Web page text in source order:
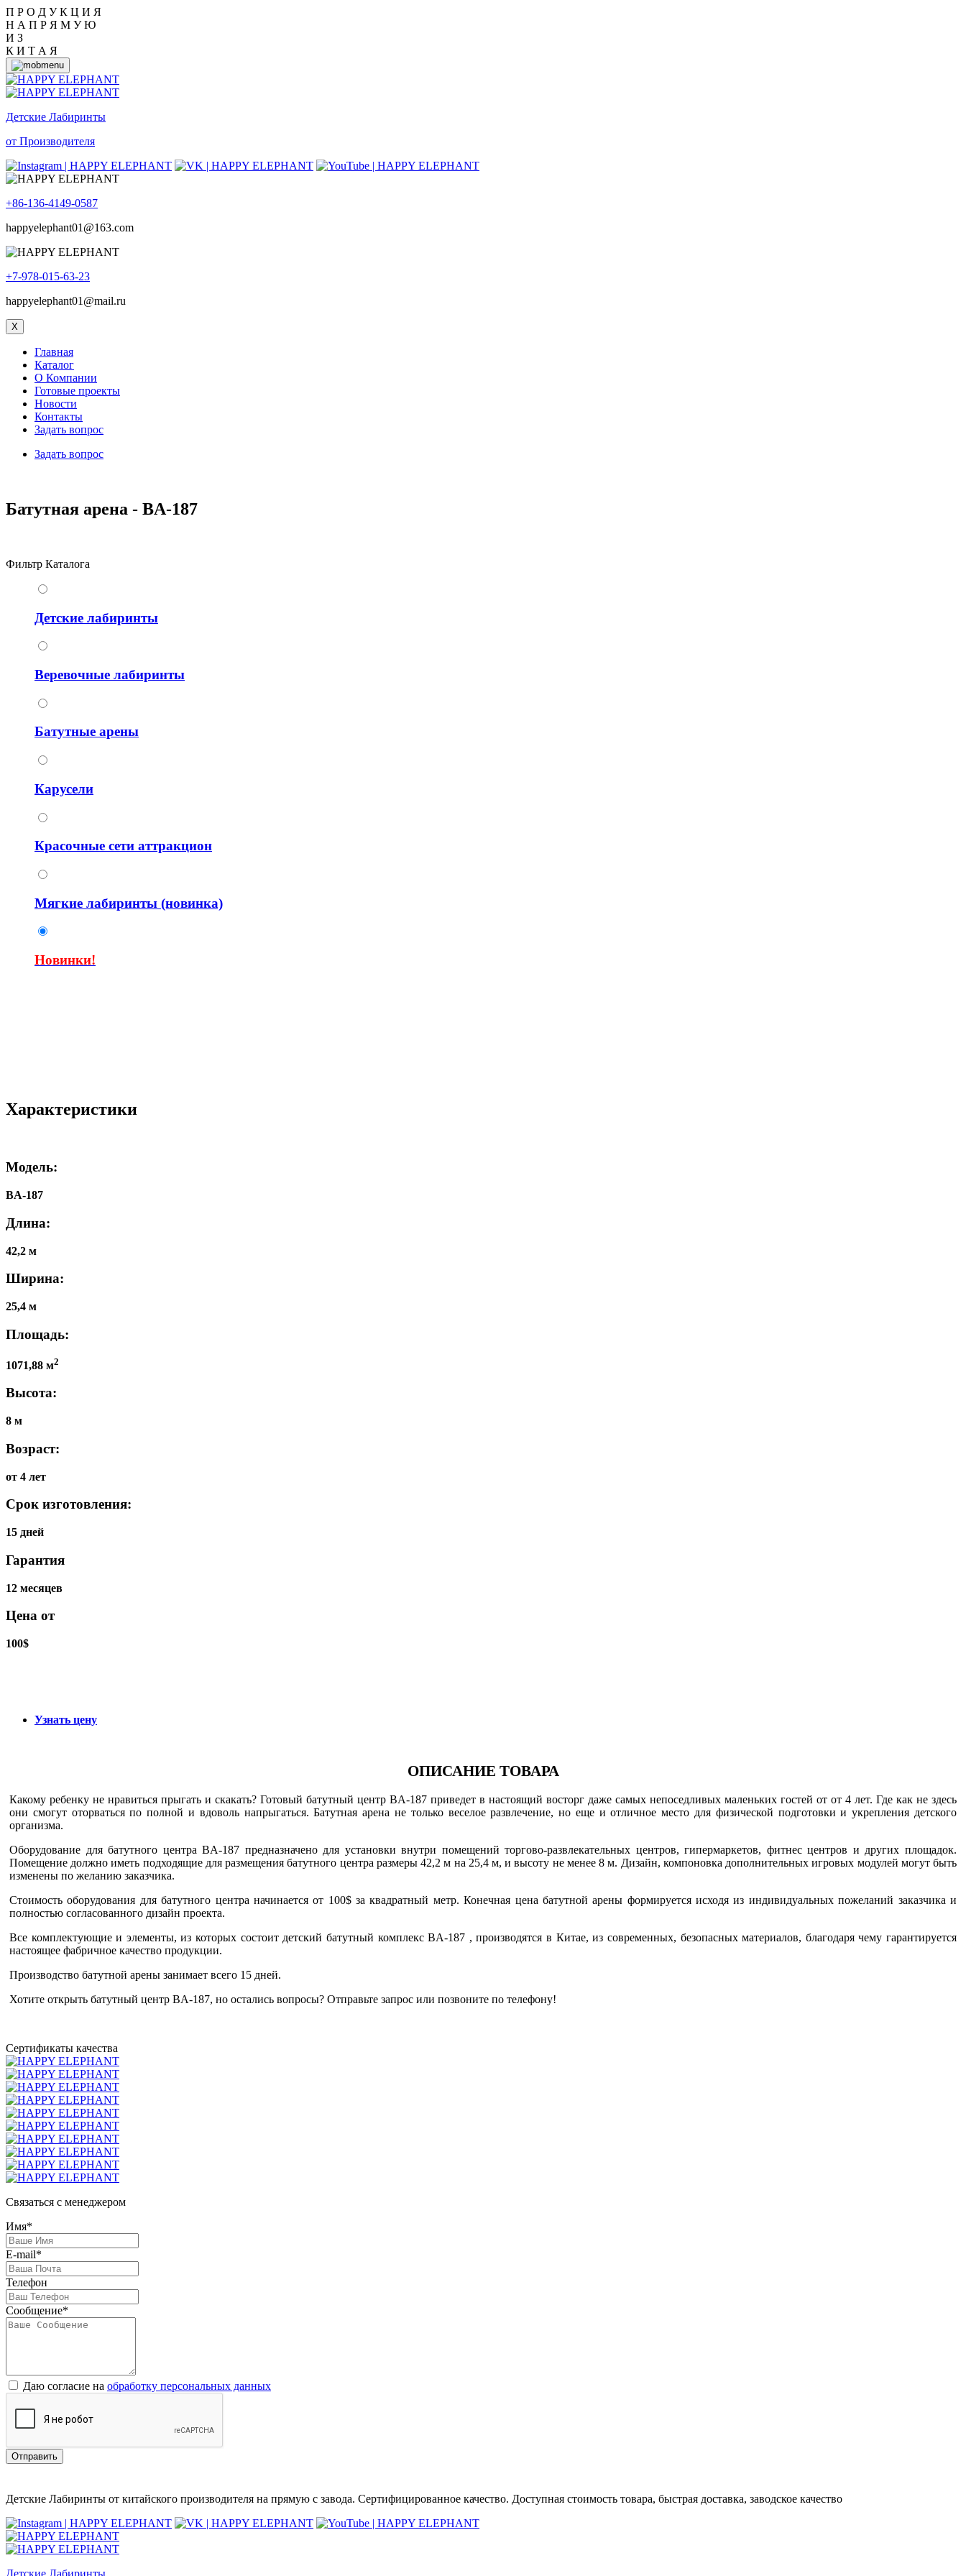
П Р О Д У К Ц И Я
Н А П Р Я М У Ю
И З
К И Т А Я
Детские Лабиринты
от Производителя
+86-136-4149-0587
happyelephant01@163.com
+7-978-015-63-23
happyelephant01@mail.ru
X
Главная
Каталог
О Компании
Готовые проекты
Новости
Контакты
Задать вопрос
Задать вопрос
Батутная арена - BA-187
Фильтр Каталога
Детские лабиринты
Веревочные лабиринты
Батутные арены
Карусели
Красочные сети аттракцион
Мягкие лабиринты (новинка)
Новинки!
Характеристики
Модель:
BA-187
Длина:
42,2 м
Ширина:
25,4 м
Площадь:
1071,88 м2
Высота:
8 м
Возраст:
от 4 лет
Срок изготовления:
15 дней
Гарантия
12 месяцев
Цена от
100$
Узнать цену
ОПИСАНИЕ ТОВАРА
Какому ребенку не нравиться прыгать и скакать? Готовый батутный центр BA-187 приведет в настоящий восторг даже самых непоседливых маленьких гостей от от 4 лет. Где как не здесь
они смогут оторваться по полной и вдоволь напрыгаться. Батутная арена не только веселое развлечение, но еще и отличное место для физической подготовки и укрепления детского
организма.
Оборудование для батутного центра BA-187 предназначено для установки внутри помещений торгово-развлекательных центров, гипермаркетов, фитнес центров и других площадок.
Помещение должно иметь подходящие для размещения батутного центра размеры 42,2 м на 25,4 м, и высоту не менее 8 м. Дизайн, компоновка дополнительных игровых модулей могут быть
изменены по желанию заказчика.
Стоимость оборудования для батутного центра начинается от 100$ за квадратный метр. Конечная цена батутной арены формируется исходя из индивидуальных пожеланий заказчика и
полностью согласованного дизайн проекта.
Все комплектующие и элементы, из которых состоит детский батутный комплекс BA-187 , производятся в Китае, из современных, безопасных материалов, благодаря чему гарантируется
настоящее фабричное качество продукции.
Производство батутной арены занимает всего 15 дней.
Хотите открыть батутный центр BA-187, но остались вопросы? Отправьте запрос или позвоните по телефону!
Сертификаты качества
Связаться с менеджером
Имя*
E-mail*
Телефон
Сообщение*
Даю согласие на обработку персональных данных
Отправить
Детские Лабиринты от китайского производителя на прямую с завода. Сертифицированное качество. Доступная стоимость товара, быстрая доставка, заводское качество
Детские Лабиринты